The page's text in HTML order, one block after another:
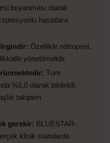
boyanması olarak
hastalara
Özellikle nötropeni,
yönetilmelidir.
Tüm
%1,0 olarak bildirildi;
takipten
gerekir: BLUESTAR-
klinik standarda